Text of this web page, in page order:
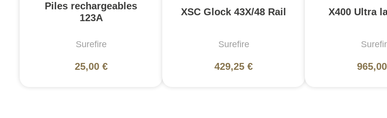
Piles rechargeables
123A
Surefire
25,00 €
XSC Glock 43X/48 Rail
Surefire
429,25 €
X400 Ultra